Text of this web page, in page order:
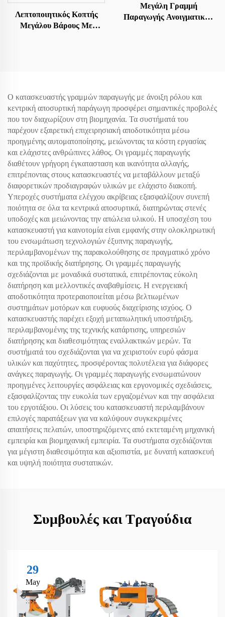
Λεπτοποιητικός Κοπτής
Μεγάλου Βάρους Με
Μεγάλη Γραμμή
Παραγωγής Ανοιγματικών
Ο κατασκευαστής γραμμών παραγωγής με άνοιξη ρόλου και
κεντρική αποσυρτική παράγωγη προσφέρει σημαντικές προβολές
που τον διαχωρίζουν στη βιομηχανία. Τα συστήματά του
παρέχουν εξαιρετική επιχειρησιακή αποδοτικότητα μέσω
προηγμένης αυτοματοποίησης, μειώνοντας τα κόστη εργασίας
και ελάχιστες ανθρώπινες λάθος. Οι γραμμές παραγωγής
διαθέτουν γρήγορη έγκατασταση και ικανότητα αλλαγής,
επιτρέποντας στους κατασκευαστές να μεταβάλλουν μεταξύ
διαφορετικών προδιαγραφών υλικών με ελάχιστο διακοπή.
Υπεροχές συστήματα ελέγχου ακρίβειας εξασφαλίζουν συνεπή
ποιότητα σε όλα τα κεντρικά αποσυρτικά, διατηρώντας στενές
υποδοχές και μειώνοντας την απώλεια υλικού. Η υποσχέση του
κατασκευαστή για καινοτομία είναι εμφανής στην ολοκληρωτική
του ενσωμάτωση τεχνολογιών έξυπνης παραγωγής,
περιλαμβανομένων της παρακολούθησης σε πραγματικό χρόνο
και της προϊδικής διατήρησης. Οι γραμμές παραγωγής
σχεδιάζονται με μοναδικά συστατικά, επιτρέποντας εύκολη
διατήρηση και μελλοντικές αναβαθμίσεις. Η ενεργειακή
αποδοτικότητα προτεραιοποιείται μέσω βελτιωμένων
συστημάτων μοτόρων και ευφυούς διαχείρισης ισχύος. Ο
κατασκευαστής παρέχει εξοχή μεταπωλητική υποστήριξη,
περιλαμβανομένης της τεχνικής κατάρτισης, υπηρεσιών
διατήρησης και διαθεσιμότητας εναλλακτικών μερών. Τα
συστήματά του σχεδιάζονται για να χειριστούν ευρύ φάσμα
υλικών και παχύτητες, προσφέροντας πολυτέλεια για διάφορες
ανάγκες παραγωγής. Οι γραμμές παραγωγής ενσωματώνουν
προηγμένες λειτουργίες ασφάλειας και εργονομικές σχεδιάσεις,
εξασφαλίζοντας την ευκολία των εργαζομένων και την ασφάλεια
του εργοτάξιου. Οι λύσεις του κατασκευαστή περιλαμβάνουν
επιλογές παρατάξεων για να καλύψουν συγκεκριμένες
απαιτήσεις πελατών, υποστηριζόμενες από εκτεταμένη μηχανική
εμπειρία και βιομηχανική εμπειρία. Τα συστήματα σχεδιάζονται
για μέγιστη διαθεσιμότητα και αξιοπιστία, με δυνατή κατασκευή
και υψηλή ποιότητα συστατικών.
Συμβουλές και Τραγούδια
29
May